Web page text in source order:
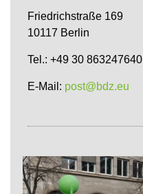
Friedrichstraße 169
10117 Berlin
Tel.: +49 30 863247640
E-Mail: post@bdz.eu